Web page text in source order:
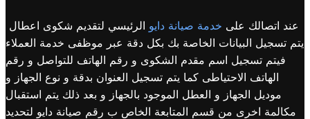
عند اتصالك على خدمة صيانة دايو الرئيسي لتقديم شكوى اعطال
يتم تسجيل البيانات الخاصة بك بكل دقة عبر موظفى خدمة العملاء
فيتم تسجيل اسم مقدم الشكوى و رقم الهاتف للتواصل و رقم
الهاتف الاحتياطى كما يتم تسجيل العنوان بدقة و نوع الجهاز و
موديل الجهاز و العطل الموجود بالجهاز و بعد ذلك يتم استقبال
مكالمة اخرى من قسم المتابعة الخاص ب رقم صيانة دايو لتحديد